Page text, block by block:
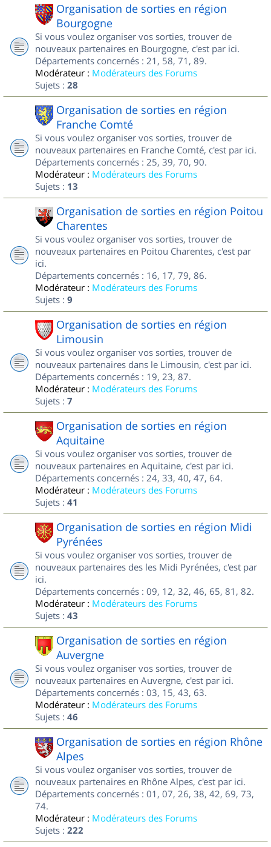
Organisation de sorties en région
Bourgogne
Si vous voulez organiser vos sorties, trouver de
nouveaux partenaires en Bourgogne, c'est par ici.
Départements concernés : 21, 58, 71, 89.
Modérateur : Modérateurs des Forums
Sujets : 28
Organisation de sorties en région
Franche Comté
Si vous voulez organiser vos sorties, trouver de
nouveaux partenaires en Franche Comté, c'est par ici.
Départements concernés : 25, 39, 70, 90.
Modérateur : Modérateurs des Forums
Sujets : 13
Organisation de sorties en région Poitou
Charentes
Si vous voulez organiser vos sorties, trouver de
nouveaux partenaires en Poitou Charentes, c'est par
ici.
Départements concernés : 16, 17, 79, 86.
Modérateur : Modérateurs des Forums
Sujets : 9
Organisation de sorties en région
Limousin
Si vous voulez organiser vos sorties, trouver de
nouveaux partenaires dans le Limousin, c'est par ici.
Départements concernés : 19, 23, 87.
Modérateur : Modérateurs des Forums
Sujets : 7
Organisation de sorties en région
Aquitaine
Si vous voulez organiser vos sorties, trouver de
nouveaux partenaires en Aquitaine, c'est par ici.
Départements concernés : 24, 33, 40, 47, 64.
Modérateur : Modérateurs des Forums
Sujets : 41
Organisation de sorties en région Midi
Pyrénées
Si vous voulez organiser vos sorties, trouver de
nouveaux partenaires des les Midi Pyrénées, c'est par
ici.
Départements concernés : 09, 12, 32, 46, 65, 81, 82.
Modérateur : Modérateurs des Forums
Sujets : 43
Organisation de sorties en région
Auvergne
Si vous voulez organiser vos sorties, trouver de
nouveaux partenaires en Auvergne, c'est par ici.
Départements concernés : 03, 15, 43, 63.
Modérateur : Modérateurs des Forums
Sujets : 46
Organisation de sorties en région Rhône
Alpes
Si vous voulez organiser vos sorties, trouver de
nouveaux partenaires en Rhône Alpes, c'est par ici.
Départements concernés : 01, 07, 26, 38, 42, 69, 73,
74.
Modérateur : Modérateurs des Forums
Sujets : 222